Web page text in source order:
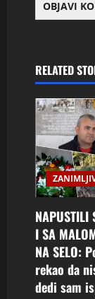
RELATED
NAPUSTILI
I SA
NA SELO:
rekao da
dedi sam